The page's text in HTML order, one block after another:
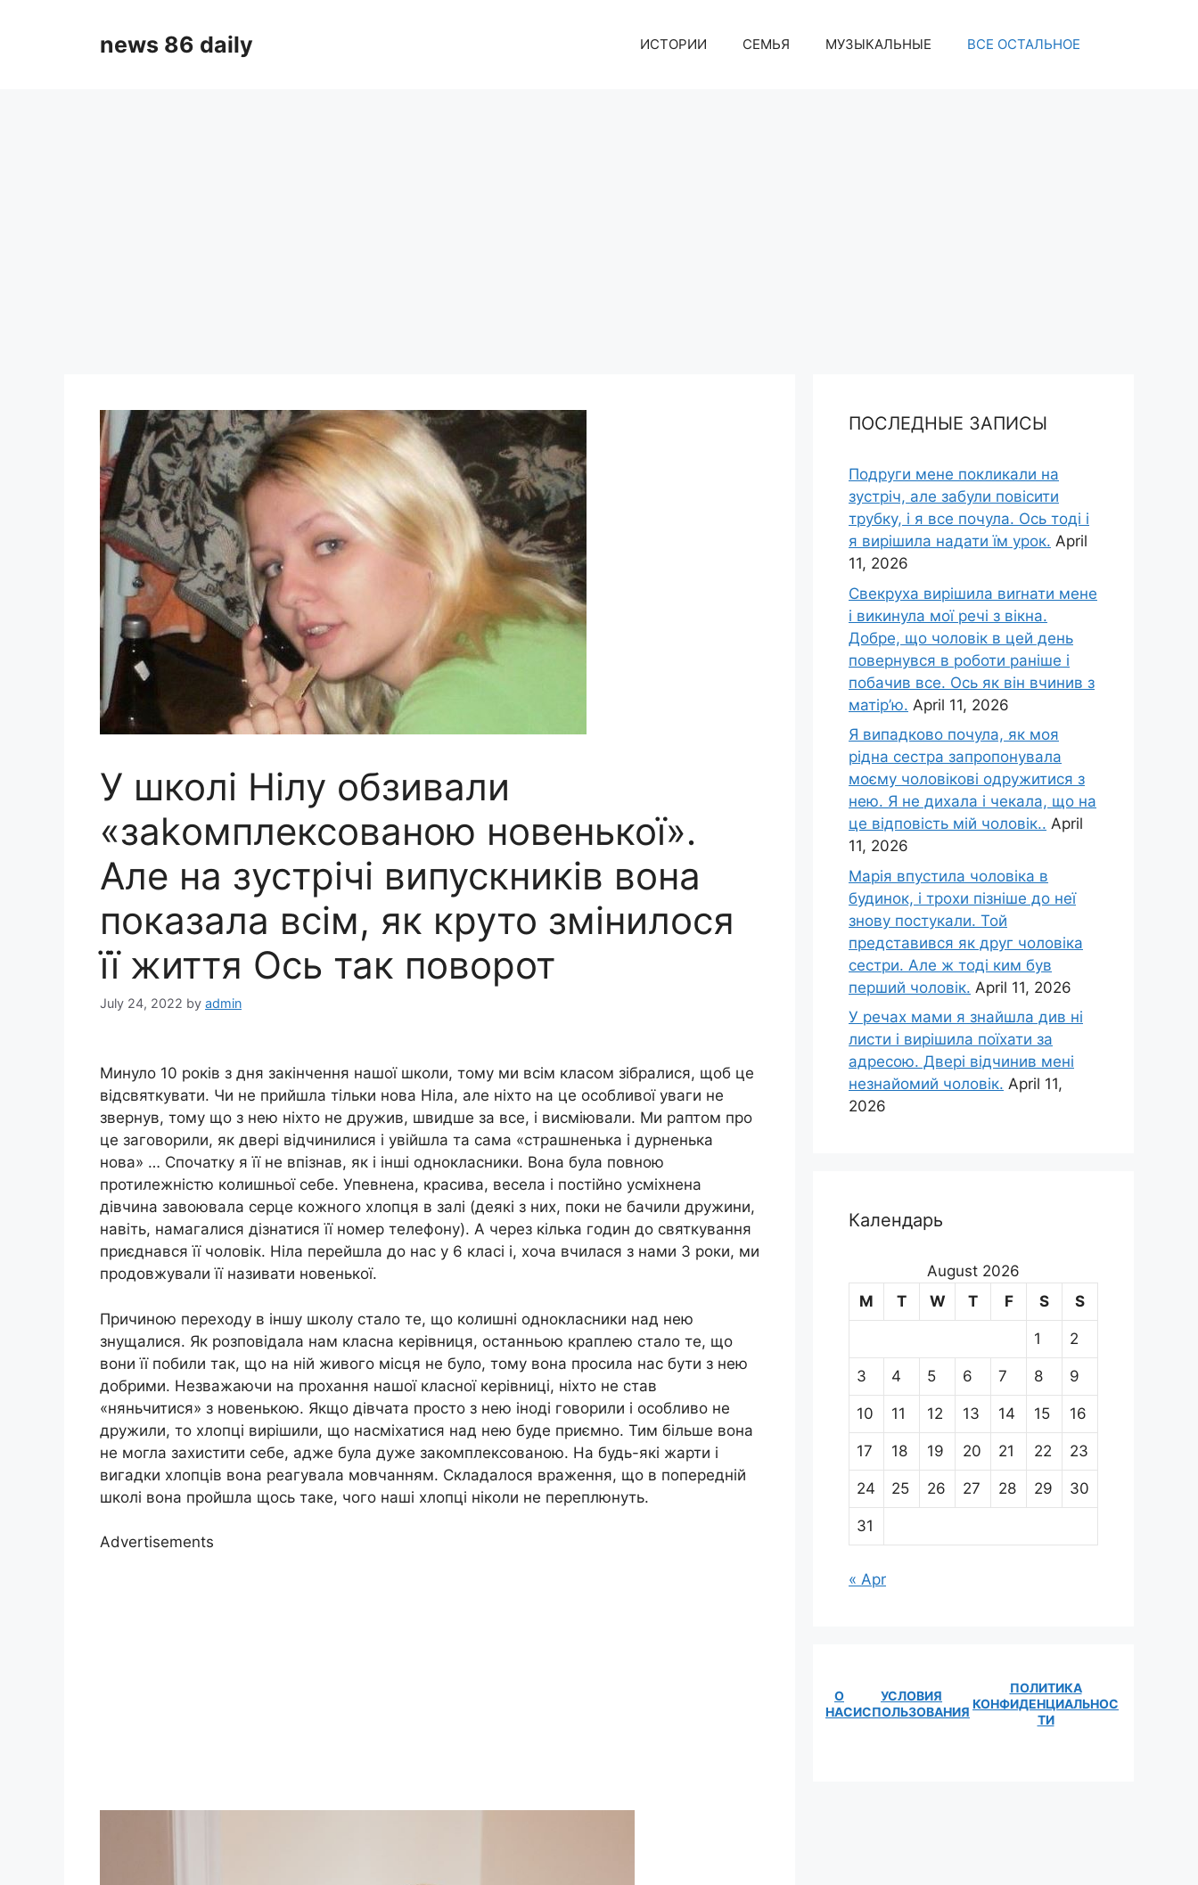
news 86 daily ИСТОРИИ СЕМЬЯ МУЗЫКАЛЬНЫЕ ВСЕ ОСТАЛЬНОЕ
У школі Нілу обзивали
«заkомплексованою новенької»․
Але на зустрічі випускників вона
показала всім, як круто змінилося
її життя Ось так поворот
July 24, 2022 by admin
Минуло 10 років з дня закінчення нашої школи, тому ми всім класом зібралися, щоб це
відсвяткувати. Чи не прийшла тільки нова Ніла, але ніхто на це особливої уваги не
звернув, тому що з нею ніхто не дружив, швидше за все, і висміювали. Ми раптом про
це заговорили, як двері відчинилися і увійшла та сама «страшненька і дурненька
нова» … Спочатку я її не впізнав, як і інші однокласники. Вона була повною
протилежністю колишньої себе. Упевнена, красива, весела і постійно усміхнена
дівчина завоювала серце кожного хлопця в залі (деякі з них, поки не бачили дружини,
навіть, намагалися дізнатися її номер телефону). А через кілька годин до святкування
приєднався її чоловік. Ніла перейшла до нас у 6 класі і, хоча вчилася з нами 3 роки, ми
продовжували її називати новенької.
Причиною переходу в іншу школу стало те, що колишні однокласники над нею
знущалися. Як розповідала нам класна керівниця, останньою краплею стало те, що
вони її побили так, що на ній живого місця не було, тому вона просила нас бути з нею
добрими. Незважаючи на прохання нашої класної керівниці, ніхто не став
«няньчитися» з новенькою. Якщо дівчата просто з нею іноді говорили і особливо не
дружили, то хлопці вирішили, що насміхатися над нею буде приємно. Тим більше вона
не могла захистити себе, адже була дуже закомплексованою. На будь-які жарти і
вигадки хлопців вона реагувала мовчанням. Складалося враження, що в попередній
школі вона пройшла щось таке, чого наші хлопці ніколи не переплюнуть.
Advertisements
ПОСЛЕДНЫЕ ЗАПИСЫ
Подруги мене покликали на
зустріч, але забули повісити
трубку, і я все почула. Ось тоді і
я вирішила надати їм урок. April
11, 2026
Свекруха вирішила виrнати мене
і викинула мої речі з вікна.
Добре, що чоловік в цей день
повернувся в роботи раніше і
побачив все. Ось як він вчинив з
матір’ю. April 11, 2026
Я випадково почула, як моя
рідна сестра запропонувала
моєму чоловікові одружитися з
нею. Я не дихала і чекала, що на
це відповість мій чоловік.. April
11, 2026
Марія впустила чоловіка в
будинок, і трохи пізніше до неї
знову постукали. Той
представився як друг чоловіка
сестри. Але ж тоді ким був
перший чоловік. April 11, 2026
У речах мами я знайшла див ні
листи і вирішила поїхати за
адресою. Двері відчинив мені
незнайомий чоловік. April 11,
2026
Календарь
August 2026
M
T W T F S S
1 2
3 4 5 6 7 8 9
10 11 12 13 14 15 16
17 18 19 20 21 22 23
24 25 26 27 28 29 30
31
« Apr
О
НАС
УСЛОВИЯ
ИСПОЛЬЗОВАНИЯ
ПОЛИТИКА
КОНФИДЕНЦИАЛЬНОС
ТИ